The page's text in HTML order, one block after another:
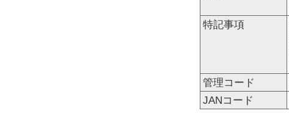
特記事項
管理コード
JANコード